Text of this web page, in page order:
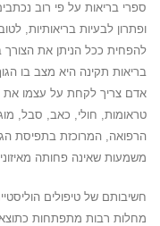
ספרי בריאות על פי רוב
ופתרון לבעיות בריאותיות,
להפחית ככל הניתן את הצורך
בריאות תקינה היא מצב בו
אדם צריך לקחת על עצמו את
טראומות, חולי, כאב, סבל,
הרפואה, המרוכזת בתפיסת
משמעות שאינה פחותה
חשיבותם של טיפולים
מחלות רבות מתפתחות